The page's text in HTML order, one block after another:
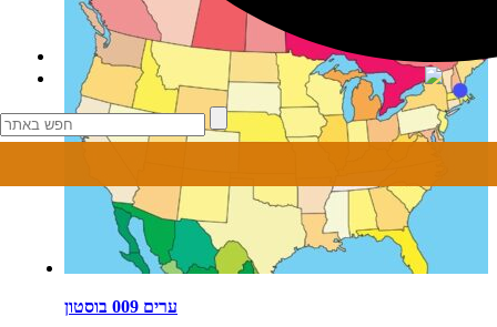
ערים 009 בוסטון